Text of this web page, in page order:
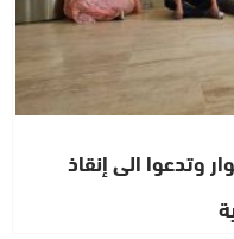
وتدعوا الى إنقاذ